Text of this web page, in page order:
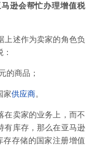
逊会帮忙办理增值税
上述作为卖家的角色负
的商品；
家供应商。
在卖家的业务上，而不
有库存，那么在亚马逊
存存储的国家注册增值